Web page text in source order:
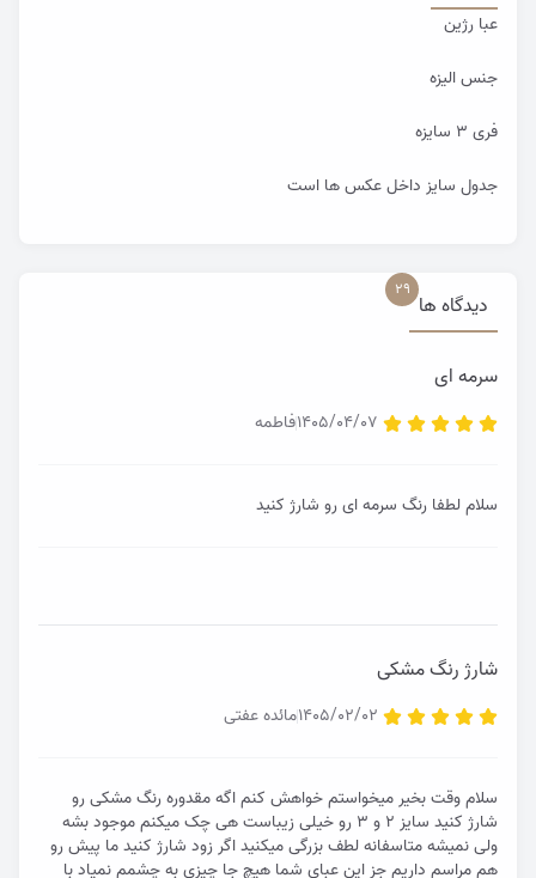
عبا رژین
جنس الیزه
فری ۳ سایزه
جدول سایز داخل عکس ها است
دیدگاه ها
29
سرمه ای
1405/04/07فاطمه
سلام لطفا رنگ سرمه ای رو شارژ کنید
شارژ رنگ مشکی
1405/02/02مائده عفتی
سلام وقت بخیر میخواستم خواهش کنم اگه مقدوره رنگ مشکی رو
شارژ کنید سایز ۲ و ۳ رو خیلی زیباست هی چک میکنم موجود بشه
ولی نمیشه متاسفانه لطف بزرگی میکنید اگر زود شارژ کنید ما پیش رو
هم مراسم داریم جز این عبای شما هیچ جا چیزی به چشمم نمیاد با